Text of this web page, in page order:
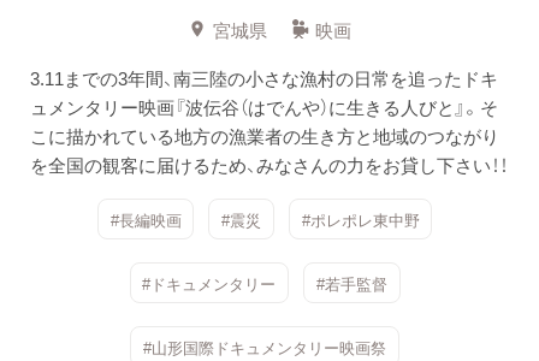
宮城県
映画
3.11までの3年間、南三陸の小さな漁村の日常を追ったドキ
ュメンタリー映画『波伝谷（はでんや）に生きる人びと』。そ
こに描かれている地方の漁業者の生き方と地域のつながり
を全国の観客に届けるため、みなさんの力をお貸し下さい！！
#長編映画 #震災 #ポレポレ東中野
#ドキュメンタリー #若手監督
#山形国際ドキュメンタリー映画祭